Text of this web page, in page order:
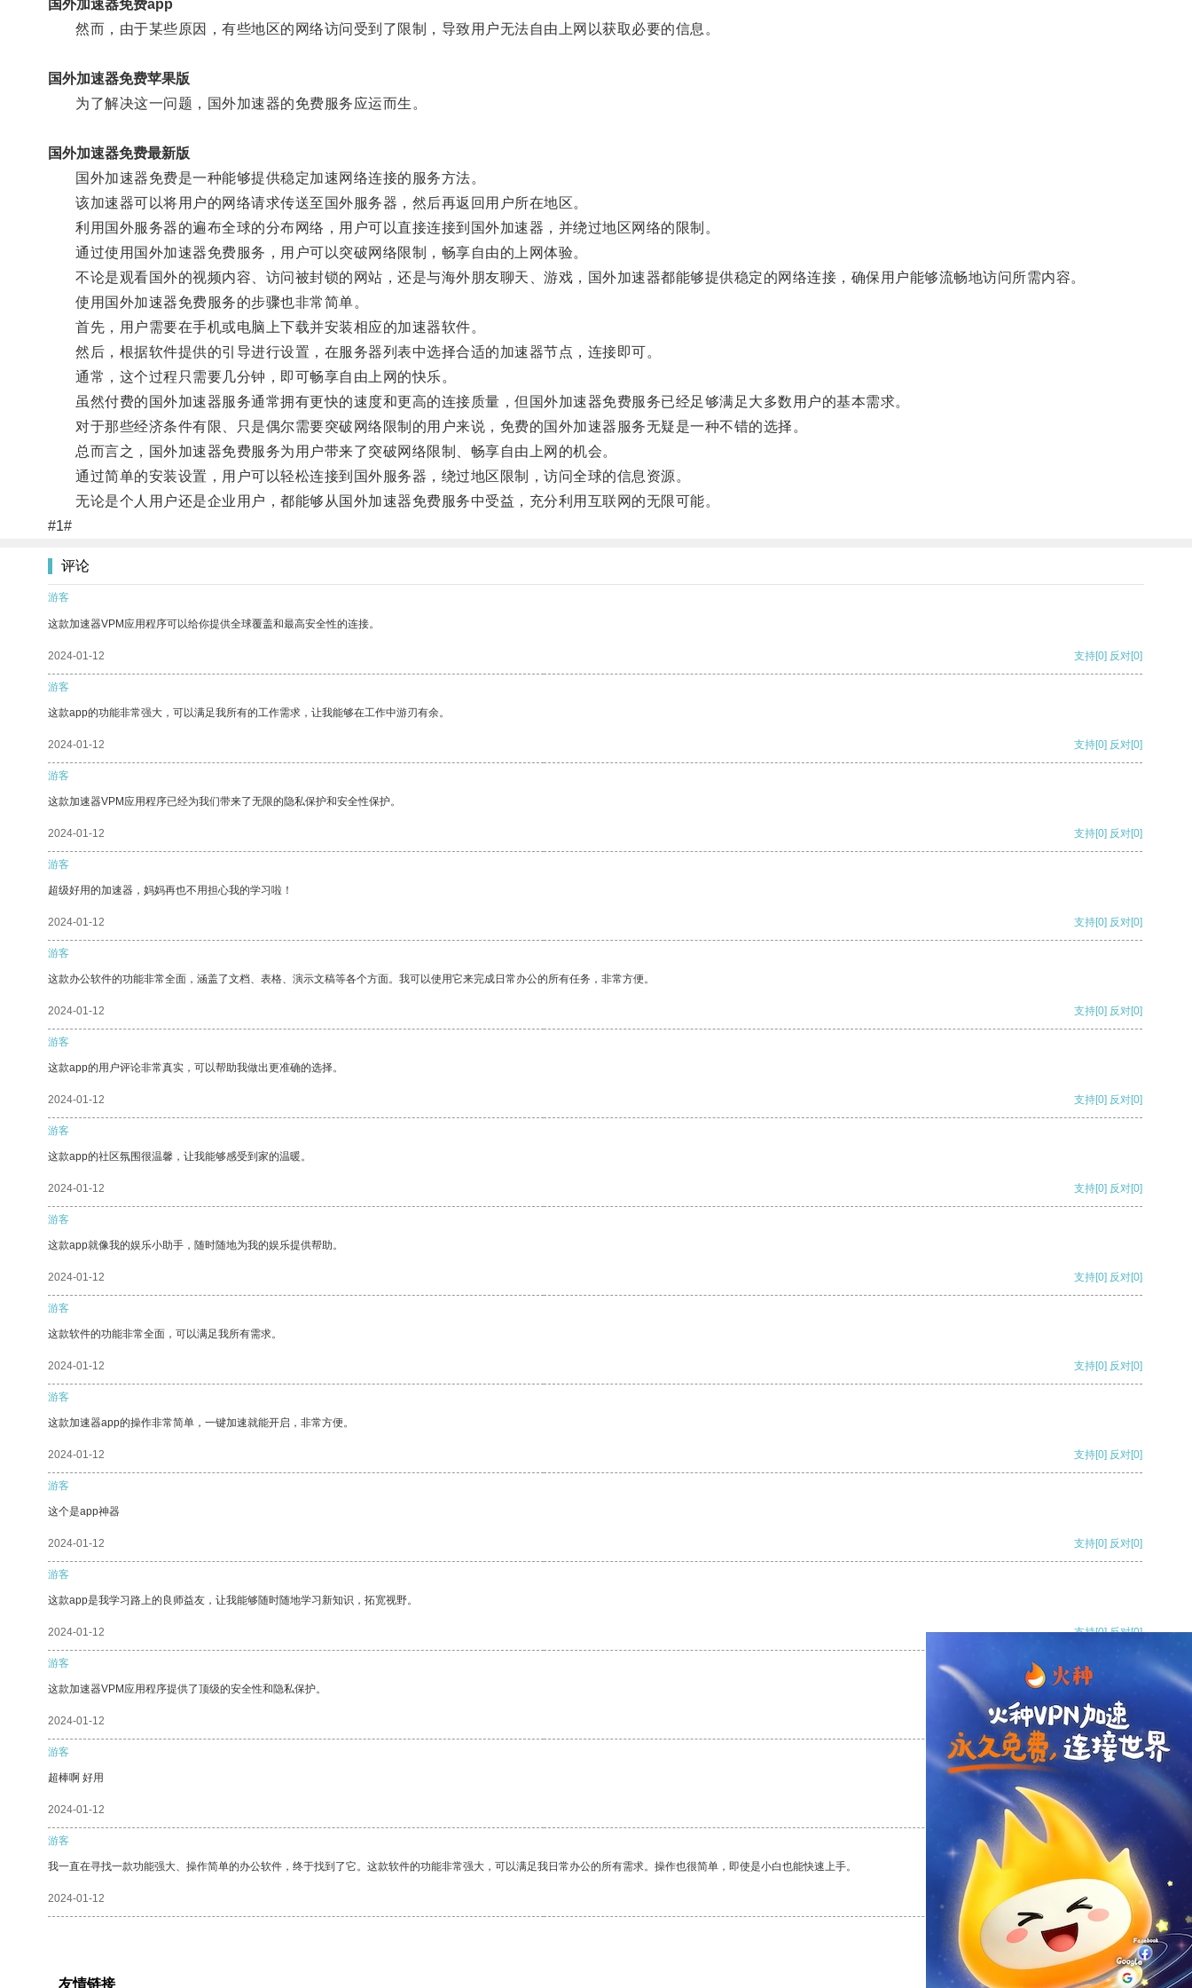
国外加速器免费app
然而，由于某些原因，有些地区的网络访问受到了限制，导致用户无法自由上网以获取必要的信息。
国外加速器免费苹果版
为了解决这一问题，国外加速器的免费服务应运而生。
国外加速器免费最新版
国外加速器免费是一种能够提供稳定加速网络连接的服务方法。
该加速器可以将用户的网络请求传送至国外服务器，然后再返回用户所在地区。
利用国外服务器的遍布全球的分布网络，用户可以直接连接到国外加速器，并绕过地区网络的限制。
通过使用国外加速器免费服务，用户可以突破网络限制，畅享自由的上网体验。
不论是观看国外的视频内容、访问被封锁的网站，还是与海外朋友聊天、游戏，国外加速器都能够提供稳定的网络连接，确保用户能够流畅地访问所需内容。
使用国外加速器免费服务的步骤也非常简单。
首先，用户需要在手机或电脑上下载并安装相应的加速器软件。
然后，根据软件提供的引导进行设置，在服务器列表中选择合适的加速器节点，连接即可。
通常，这个过程只需要几分钟，即可畅享自由上网的快乐。
虽然付费的国外加速器服务通常拥有更快的速度和更高的连接质量，但国外加速器免费服务已经足够满足大多数用户的基本需求。
对于那些经济条件有限、只是偶尔需要突破网络限制的用户来说，免费的国外加速器服务无疑是一种不错的选择。
总而言之，国外加速器免费服务为用户带来了突破网络限制、畅享自由上网的机会。
通过简单的安装设置，用户可以轻松连接到国外服务器，绕过地区限制，访问全球的信息资源。
无论是个人用户还是企业用户，都能够从国外加速器免费服务中受益，充分利用互联网的无限可能。
#1#
评论
游客
这款加速器VPM应用程序可以给你提供全球覆盖和最高安全性的连接。
2024-01-12 支持[0] 反对[0]
游客
这款app的功能非常强大，可以满足我所有的工作需求，让我能够在工作中游刃有余。
2024-01-12 支持[0] 反对[0]
游客
这款加速器VPM应用程序已经为我们带来了无限的隐私保护和安全性保护。
2024-01-12 支持[0] 反对[0]
游客
超级好用的加速器，妈妈再也不用担心我的学习啦！
2024-01-12 支持[0] 反对[0]
游客
这款办公软件的功能非常全面，涵盖了文档、表格、演示文稿等各个方面。我可以使用它来完成日常办公的所有任务，非常方便。
2024-01-12 支持[0] 反对[0]
游客
这款app的用户评论非常真实，可以帮助我做出更准确的选择。
2024-01-12 支持[0] 反对[0]
游客
这款app的社区氛围很温馨，让我能够感受到家的温暖。
2024-01-12 支持[0] 反对[0]
游客
这款app就像我的娱乐小助手，随时随地为我的娱乐提供帮助。
2024-01-12 支持[0] 反对[0]
游客
这款软件的功能非常全面，可以满足我所有需求。
2024-01-12 支持[0] 反对[0]
游客
这款加速器app的操作非常简单，一键加速就能开启，非常方便。
2024-01-12 支持[0] 反对[0]
游客
这个是app神器
2024-01-12 支持[0] 反对[0]
游客
这款app是我学习路上的良师益友，让我能够随时随地学习新知识，拓宽视野。
2024-01-12 支持[0] 反对[0]
游客
这款加速器VPM应用程序提供了顶级的安全性和隐私保护。
2024-01-12 支持[0] 反对
游客
超棒啊 好用
2024-01-12 支持
游客
我一直在寻找一款功能强大、操作简单的办公软件，终于找到了它。这款软件的功能非常强大，可以满足我日常办公的所有需求。操作也很简单，即使是小白也能快速上手。
2024-01-12 支持 反对 [0]
友情链接